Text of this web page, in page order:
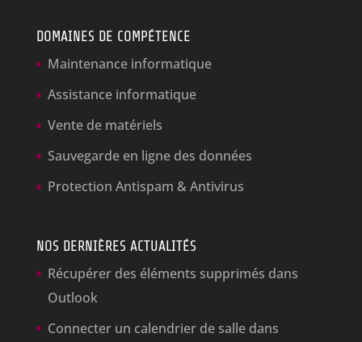
DOMAINES DE COMPÉTENCE
Maintenance informatique
Assistance informatique
Vente de matériels
Sauvegarde en ligne des données
Protection Antispam & Antivirus
NOS DERNIÈRES ACTUALITÉS
Récupérer des éléments supprimés dans
Outlook
Connecter un calendrier de salle dans